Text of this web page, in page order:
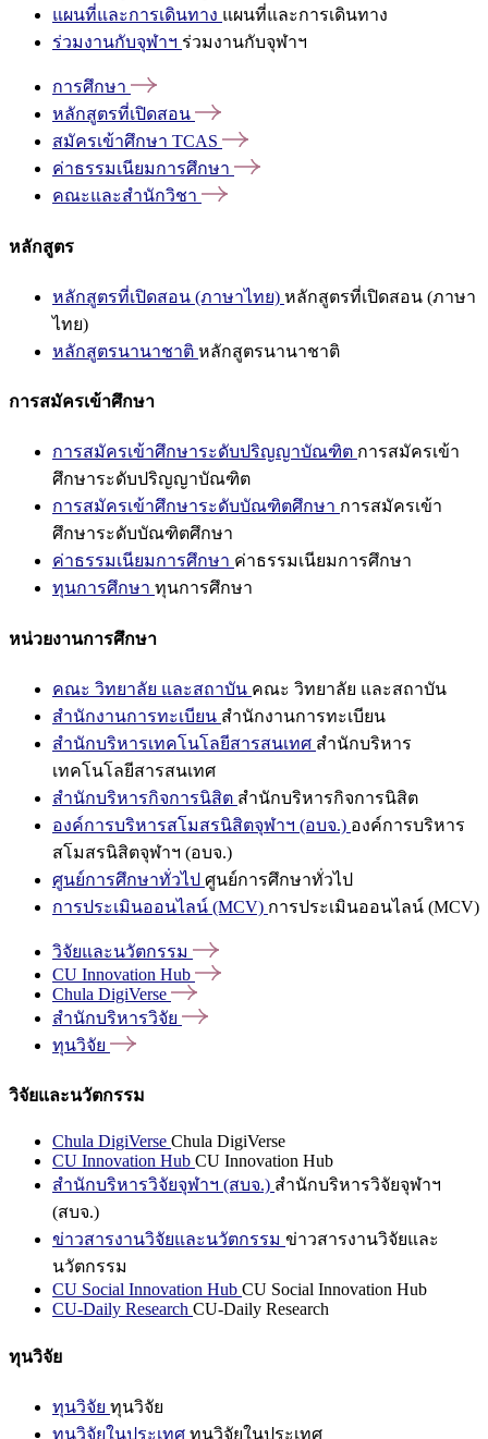
แผนที่และการเดินทาง แผนที่และการเดินทาง
ร่วมงานกับจุฬาฯ ร่วมงานกับจุฬาฯ
การศึกษา
หลักสูตรที่เปิดสอน
สมัครเข้าศึกษา TCAS
ค่าธรรมเนียมการศึกษา
คณะและสำนักวิชา
หลักสูตร
หลักสูตรที่เปิดสอน (ภาษาไทย) หลักสูตรที่เปิดสอน (ภาษา
ไทย)
หลักสูตรนานาชาติ หลักสูตรนานาชาติ
การสมัครเข้าศึกษา
การสมัครเข้าศึกษาระดับปริญญาบัณฑิต การสมัครเข้า
ศึกษาระดับปริญญาบัณฑิต
การสมัครเข้าศึกษาระดับบัณฑิตศึกษา การสมัครเข้า
ศึกษาระดับบัณฑิตศึกษา
ค่าธรรมเนียมการศึกษา ค่าธรรมเนียมการศึกษา
ทุนการศึกษา ทุนการศึกษา
หน่วยงานการศึกษา
คณะ วิทยาลัย และสถาบัน คณะ วิทยาลัย และสถาบัน
สำนักงานการทะเบียน สำนักงานการทะเบียน
สำนักบริหารเทคโนโลยีสารสนเทศ สำนักบริหาร
เทคโนโลยีสารสนเทศ
สำนักบริหารกิจการนิสิต สำนักบริหารกิจการนิสิต
องค์การบริหารสโมสรนิสิตจุฬาฯ (อบจ.) องค์การบริหาร
สโมสรนิสิตจุฬาฯ (อบจ.)
ศูนย์การศึกษาทั่วไป ศูนย์การศึกษาทั่วไป
การประเมินออนไลน์ (MCV) การประเมินออนไลน์ (MCV)
วิจัยและนวัตกรรม
CU Innovation Hub
Chula DigiVerse
สำนักบริหารวิจัย
ทุนวิจัย
วิจัยและนวัตกรรม
Chula DigiVerse Chula DigiVerse
CU Innovation Hub CU Innovation Hub
สำนักบริหารวิจัยจุฬาฯ (สบจ.) สำนักบริหารวิจัยจุฬาฯ
(สบจ.)
ข่าวสารงานวิจัยและนวัตกรรม ข่าวสารงานวิจัยและ
นวัตกรรม
CU Social Innovation Hub CU Social Innovation Hub
CU-Daily Research CU-Daily Research
ทุนวิจัย
ทุนวิจัย ทุนวิจัย
ทุนวิจัยในประเทศ ทุนวิจัยในประเทศ